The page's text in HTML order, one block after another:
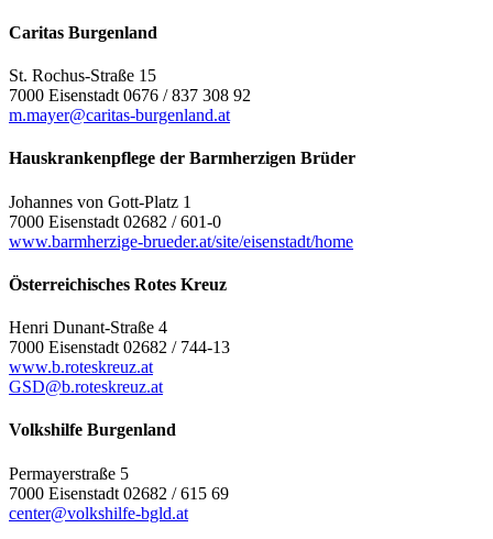
Caritas Burgenland
St. Rochus-Straße 15
7000 Eisenstadt 0676 / 837 308 92
m.mayer@caritas-burgenland.at
Hauskrankenpflege der Barmherzigen Brüder
Johannes von Gott-Platz 1
7000 Eisenstadt 02682 / 601-0
www.barmherzige-brueder.at/site/eisenstadt/home
Österreichisches Rotes Kreuz
Henri Dunant-Straße 4
7000 Eisenstadt 02682 / 744-13
www.b.roteskreuz.at
GSD@b.roteskreuz.at
Volkshilfe Burgenland
Permayerstraße 5
7000 Eisenstadt 02682 / 615 69
center@volkshilfe-bgld.at